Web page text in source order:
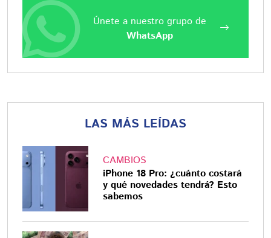
Únete a nuestro grupo de
WhatsApp
LAS MÁS LEÍDAS
CAMBIOS
iPhone 18 Pro: ¿cuánto costará
y qué novedades tendrá? Esto
sabemos